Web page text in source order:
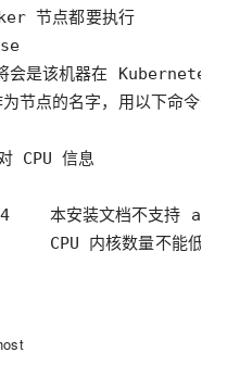
# 在 master 节点和 worker 节点都要执行